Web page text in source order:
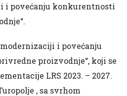
i povećanju konkurentnosti
modernizaciji i povećanju
proizvodnje“, koji se
LRS 2023. – 2027.
, sa svrhom